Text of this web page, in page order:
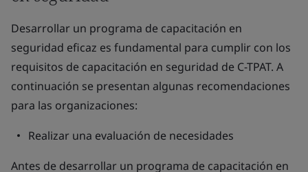
Desarrollar un programa de capacitación en
seguridad eficaz es fundamental para cumplir con los
requisitos de capacitación en seguridad de C-TPAT. A
continuación se presentan algunas recomendaciones
para las organizaciones:
Realizar una evaluación de necesidades
Antes de desarrollar un programa de capacitación en